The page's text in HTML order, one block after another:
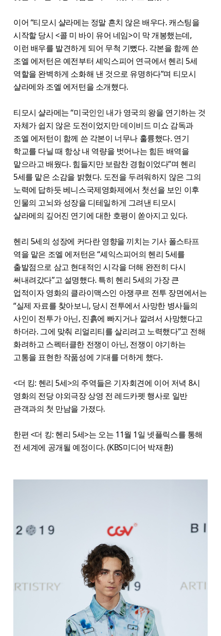
이어 “티모시 샬라메는 정말 흔치 않은 배우다. 캐스팅을
시작할 당시 <콜 미 바이 유어 네임>이 막 개봉했는데,
이런 배우를 발견하게 되어 무척 기뻤다. 각본을 함께 쓴
조엘 에저턴은 예전부터 셰익스피어 연극에서 헨리 5세
역할을 완벽하게 소화해 낸 것으로 유명하다”며 티모시
샬라메와 조엘 에저턴을 소개했다.
티모시 샬라메는 “미국인인 내가 영국의 왕을 연기하는 것
자체가 쉽지 않은 도전이었지만 데이비드 미쇼 감독과
조엘 에저턴이 함께 쓴 각본이 너무나 훌륭했다. 연기
학교를 다닐 때 항상 내 역량을 벗어나는 힘든 배역을
맡으라고 배웠다. 힘들지만 보람찬 경험이었다”며 헨리
5세를 맡은 소감을 밝혔다. 도전을 두려워하지 않은 그의
노력에 답하듯 베니스국제영화제에서 첫선을 보인 이후
인물의 고뇌와 성장을 디테일하게 그려낸 티모시
샬라메의 깊어진 연기에 대한 호평이 쏟아지고 있다.
헨리 5세의 성장에 커다란 영향을 끼치는 기사 폴스타프
역을 맡은 조엘 에저턴은 “셰익스피어의 헨리 5세를
출발점으로 삼고 현대적인 시각을 더해 완전히 다시
써내려갔다”고 설명했다. 특히 헨리 5세의 가장 큰
업적이자 영화의 클라이맥스인 아쟁쿠르 전투 장면에서는
“실제 자료를 찾아보니, 당시 전투에서 사망한 병사들의
사인이 전투가 아닌, 진흙에 빠지거나 깔려서 사망했다고
하더라. 그에 맞춰 리얼리티를 살리려고 노력했다”고 전해
화려하고 스펙터클한 전쟁이 아닌, 전쟁이 야기하는
고통을 표현한 작품성에 기대를 더하게 했다.
<더 킹: 헨리 5세>의 주역들은 기자회견에 이어 저녁 8시
영화의 전당 야외극장 상영 전 레드카펫 행사로 일반
관객과의 첫 만남을 가졌다.
한편 <더 킹: 헨리 5세>는 오는 11월 1일 넷플릭스를 통해
전 세계에 공개될 예정이다. (KBS미디어 박재환)